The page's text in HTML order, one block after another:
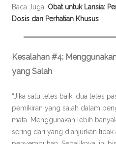
Baca Juga: Obat untuk Lansia:
Dosis dan Perhatian Khusus
Kesalahan #4:
yang Salah
“Jika satu tetes baik, dua tetes
pemikiran yang salah dalam
mata. Menggunakan lebih
sering dari yang dianjurkan